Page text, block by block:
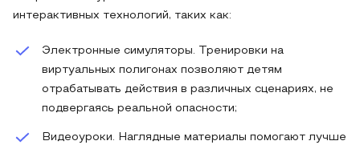
интерактивных технологий, таких как:
Электронные симуляторы. Тренировки на
виртуальных полигонах позволяют детям
отрабатывать действия в различных сценариях, не
подвергаясь реальной опасности;
Видеоуроки. Наглядные материалы помогают лучше